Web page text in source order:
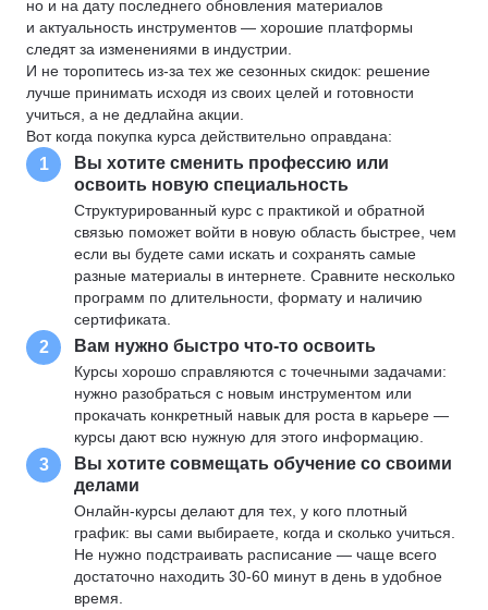
но и на дату последнего обновления материалов
и актуальность инструментов — хорошие платформы
следят за изменениями в индустрии.
И не торопитесь из-за тех же сезонных скидок: решение
лучше принимать исходя из своих целей и готовности
учиться, а не дедлайна акции.
Вот когда покупка курса действительно оправдана:
1
Вы хотите сменить профессию или
освоить новую специальность
Структурированный курс с практикой и обратной
связью поможет войти в новую область быстрее, чем
если вы будете сами искать и сохранять самые
разные материалы в интернете. Сравните несколько
программ по длительности, формату и наличию
сертификата.
2 Вам нужно быстро что-то освоить
Курсы хорошо справляются с точечными задачами:
нужно разобраться с новым инструментом или
прокачать конкретный навык для роста в карьере —
курсы дают всю нужную для этого информацию.
3
Вы хотите совмещать обучение со своими
делами
Онлайн-курсы делают для тех, у кого плотный
график: вы сами выбираете, когда и сколько учиться.
Не нужно подстраивать расписание — чаще всего
достаточно находить 30-60 минут в день в удобное
время.